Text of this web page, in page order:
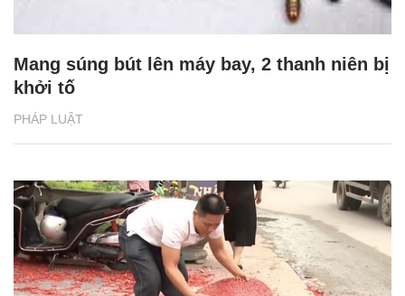
PHÁP LUẬT
Mang súng bút lên máy bay, 2 thanh niên bị
khởi tố